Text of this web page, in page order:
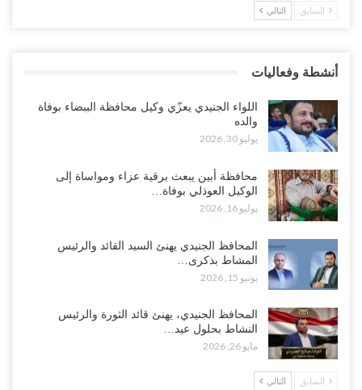
خلافات الرواتب تشعل مواجهة داخل معسكر التحالف… والإصلاح يصعّد
تعميد الشهادات يشعل غضباً واسعاً..!
أغسطس 5, 2026
ملفات المال والنفط..!
أغسطس 5, 2026
النفط تلتف حول أفريقيا وسفن تعلن: “لا توجد شحنة…
أغسطس 4, 2026
مليون برميل يشعل غضب حضرموت..!
أغسطس 4, 2026
مدير مكتب العليمي يقدم استقالته.. والخلافات تعصف بالرئاسي وصراع
السابق التالي
أنشطة وفعاليات
اللواء الجنيدي يعزّي وكيل محافظة الببضاء بوفاة
والده
يوليو 30, 2026
محافظة أبين يبعث برقية عزاء ومواساة إلى
الوكيل العوذلي بوفاة…
يوليو 16, 2026
المحافظ الجنيدي يهنئ السيد القائد والرئيس
المشاط بذكرى…
يونيو 15, 2026
المحافظ الجنيدي، يهنئ قائد الثورة والرئيس
النشاط بحلول عيد…
مايو 26, 2026
السابق التالي